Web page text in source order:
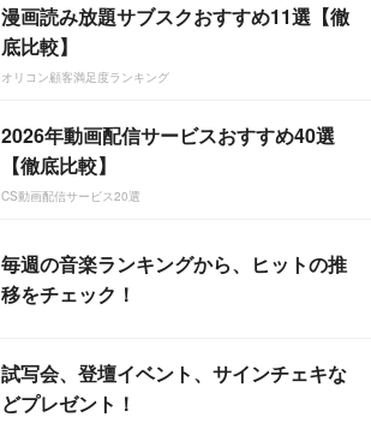
漫画読み放題サブスクおすすめ11選【徹
底比較】
オリコン顧客満足度ランキング
2026年動画配信サービスおすすめ40選
【徹底比較】
CS動画配信サービス20選
毎週の音楽ランキングから、ヒットの推
移をチェック！
試写会、登壇イベント、サインチェキな
どプレゼント！